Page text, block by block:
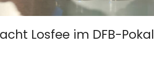
Losfee im DFB-Pokal